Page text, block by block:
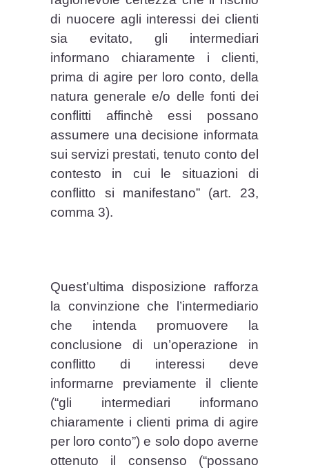
di nuocere agli interessi dei clienti
sia evitato, gli intermediari
informano chiaramente i clienti,
prima di agire per loro conto, della
natura generale e/o delle fonti dei
conflitti affinchè essi possano
assumere una decisione informata
sui servizi prestati, tenuto conto del
contesto in cui le situazioni di
conflitto si manifestano” (art. 23,
comma 3).
Quest’ultima disposizione rafforza
la convinzione che l’intermediario
che intenda promuovere la
conclusione di un’operazione in
conflitto di interessi deve
informarne previamente il cliente
(“gli intermediari informano
chiaramente i clienti prima di agire
per loro conto”) e solo dopo averne
ottenuto il consenso (“possano